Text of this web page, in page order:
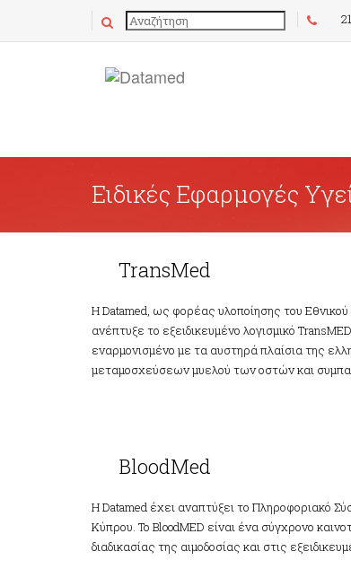
Ειδικές Εφαρμογές
TransMed
TransMed
Η Datamed, ως φορέας υλοποίησης του
ανέπτυξε το εξειδικευμένο λογισμικό
εναρμονισμένο με τα αυστηρά πλαίσια της
μεταμοσχεύσεων μυελού των οστών και
BloodMed
Η Datamed έχει αναπτύξει το Πληροφοριακό
Κύπρου. Το BloodMED είναι ένα σύγχρονο
διαδικασίας της αιμοδοσίας και στις